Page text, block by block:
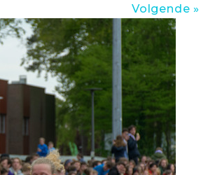
Volgende »